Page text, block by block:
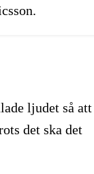
ljudet så att
det ska det